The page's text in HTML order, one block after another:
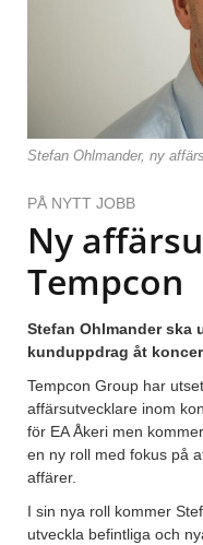
Stefan Ohlmander, ny
PÅ NYTT JOBB
Ny
Tempcon
Stefan Ohlmander ska
kunduppdrag åt
Tempcon Group har
affärsutvecklare inom
för EA Åkeri men
en ny roll med fokus på
affärer.
I sin nya roll kommer
utveckla befintliga och